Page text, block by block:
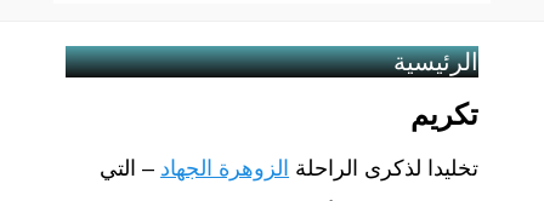
الرئيسية
تكريم
تخليدا لذكرى الراحلة الزوهرة الجهاد – التي